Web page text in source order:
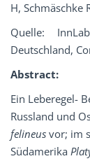
H, Schmäschke
Quelle:
Deutschland,
Abstract:
Ein Leberegel-
Russland und
felineus vor; im
Südamerika